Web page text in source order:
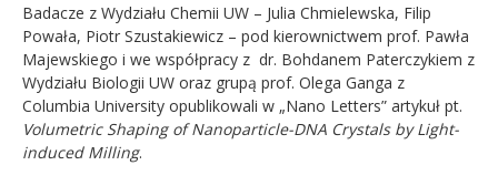
Badacze z Wydziału Chemii UW – Julia Chmielewska, Filip
Powała, Piotr Szustakiewicz – pod kierownictwem prof. Pawła
Majewskiego i we współpracy z dr. Bohdanem Paterczykiem z
Wydziału Biologii UW oraz grupą prof. Olega Ganga z
Columbia University opublikowali w „Nano Letters” artykuł pt.
Volumetric Shaping of Nanoparticle-DNA Crystals by Light-
induced Milling.